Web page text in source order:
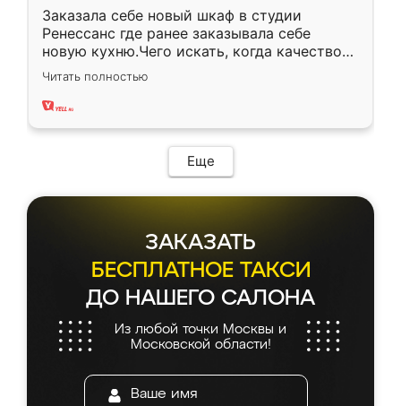
Заказала себе новый шкаф в студии
Ренессанс где ранее заказывала себе
новую кухню.Чего искать, когда качеством
вполне довольна. Служит кухня уже почти
два года, нареканий нет.
Читать полностью
Еще
ЗАКАЗАТЬ
БЕСПЛАТНОЕ ТАКСИ
ДО НАШЕГО САЛОНА
Из любой точки Москвы и
Московской области!